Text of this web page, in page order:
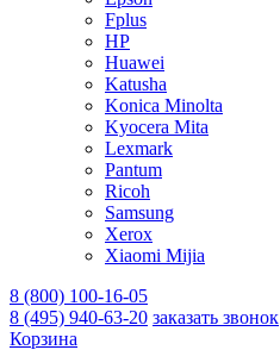
Fplus
HP
Huawei
Katusha
Konica Minolta
Kyocera Mita
Lexmark
Pantum
Ricoh
Samsung
Xerox
Xiaomi Mijia
8 (800) 100-16-05
8 (495) 940-63-20 заказать звонок
Корзина